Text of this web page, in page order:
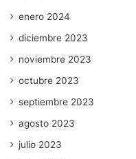
enero 2024
diciembre 2023
noviembre 2023
octubre 2023
septiembre 2023
agosto 2023
julio 2023